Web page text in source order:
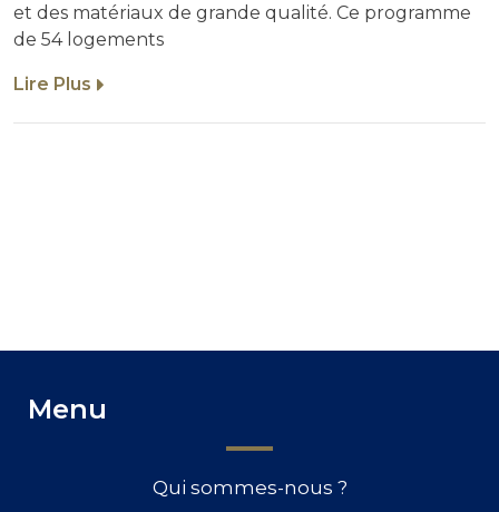
et des matériaux de grande qualité. Ce programme
de 54 logements
Lire Plus
Menu
Qui sommes-nous ?